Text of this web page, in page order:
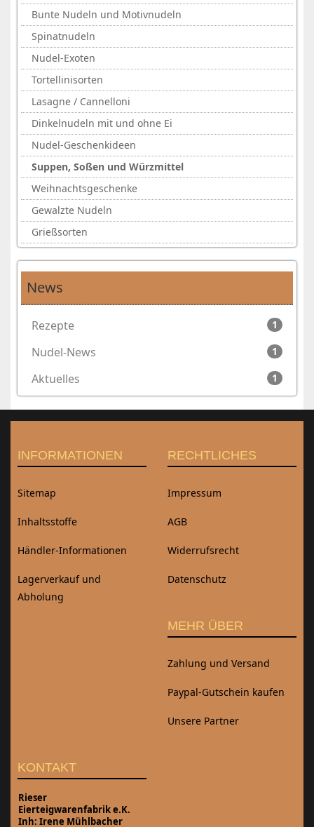
Bunte Nudeln und Motivnudeln
Spinatnudeln
Nudel-Exoten
Tortellinisorten
Lasagne / Cannelloni
Dinkelnudeln mit und ohne Ei
Nudel-Geschenkideen
Suppen, Soßen und Würzmittel
Weihnachtsgeschenke
Gewalzte Nudeln
Grießsorten
News
Rezepte 1
Nudel-News 1
Aktuelles 1
INFORMATIONEN
Sitemap
Inhaltsstoffe
Händler-Informationen
Lagerverkauf und
Abholung
RECHTLICHES
Impressum
AGB
Widerrufsrecht
Datenschutz
MEHR ÜBER
Zahlung und Versand
Paypal-Gutschein kaufen
Unsere Partner
KONTAKT
Rieser
Eierteigwarenfabrik e.K.
Inh: Irene Mühlbacher